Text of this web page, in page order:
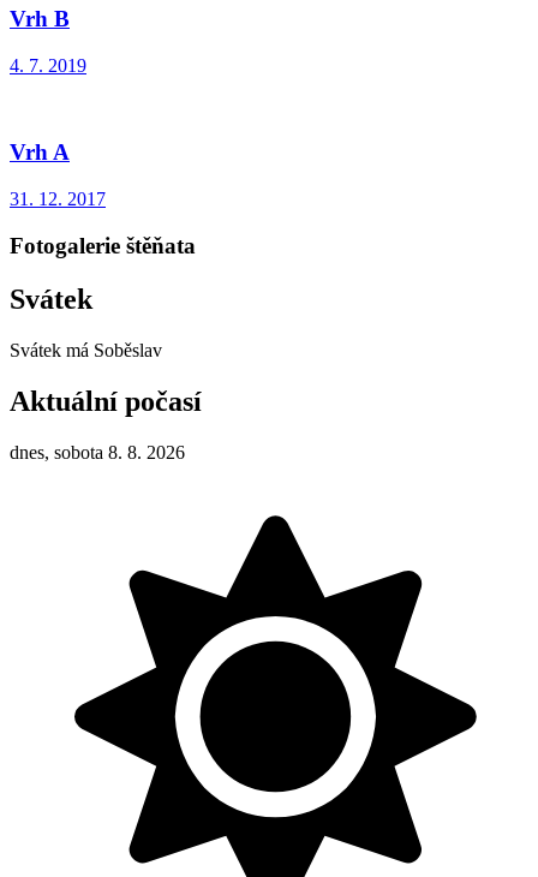
Vrh B
4. 7. 2019
Vrh A
31. 12. 2017
Fotogalerie štěňata
Svátek
Svátek má Soběslav
Aktuální počasí
dnes, sobota 8. 8. 2026